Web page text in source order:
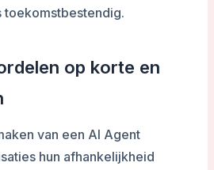
op korte en
van een AI Agent
hun afhankelijkheid